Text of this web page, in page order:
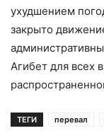
ухудшением
закрыто
Агибет для всех
ТЕГИ перевал